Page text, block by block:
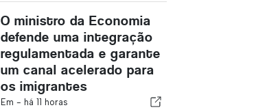
O ministro da Economia
defende uma integração
regulamentada e garante
um canal acelerado para
os imigrantes
Em - há 11 horas